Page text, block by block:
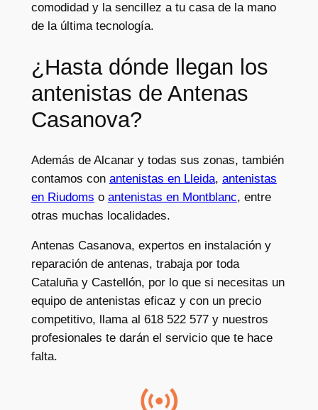
comodidad y la sencillez a tu casa de la mano
de la última tecnología.
¿Hasta dónde llegan los
antenistas de Antenas
Casanova?
Además de Alcanar y todas sus zonas, también
contamos con antenistas en Lleida, antenistas
en Riudoms o antenistas en Montblanc, entre
otras muchas localidades.
Antenas Casanova, expertos en instalación y
reparación de antenas, trabaja por toda
Cataluña y Castellón, por lo que si necesitas un
equipo de antenistas eficaz y con un precio
competitivo, llama al 618 522 577 y nuestros
profesionales te darán el servicio que te hace
falta.